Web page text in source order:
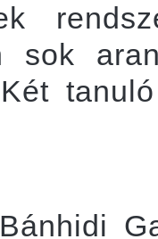
sok